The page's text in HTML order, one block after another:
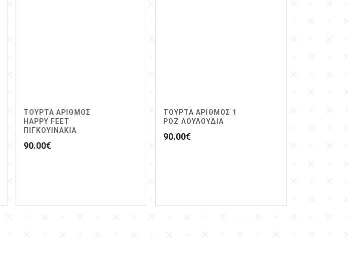
ΤΟΥΡΤΑ ΑΡΙΘΜΟΣ
HAPPY FEET
ΠΙΓΚΟΥΙΝΑΚΙΑ
90.00€
ΤΟΥΡΤΑ ΑΡΙΘΜΟΣ 1
ΡΟΖ ΛΟΥΛΟΥΔΙΑ
90.00€